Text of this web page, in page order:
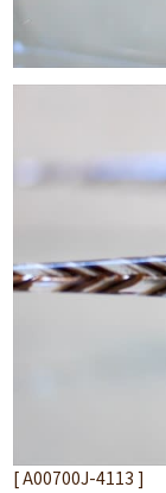
[ A00700J-4113 ]